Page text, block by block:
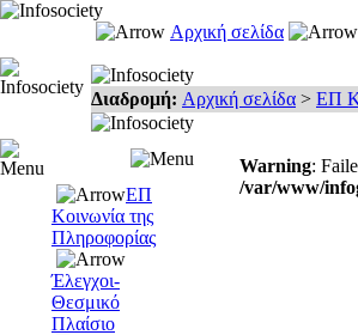
Αρχική σελίδα
Διαδρομή: Αρχική σελίδα > ΕΠ
ΕΠ
Κοινωνία της
Πληροφορίας
Έλεγχοι-
Θεσμικό
Πλαίσιο
Warning:
/var/www/